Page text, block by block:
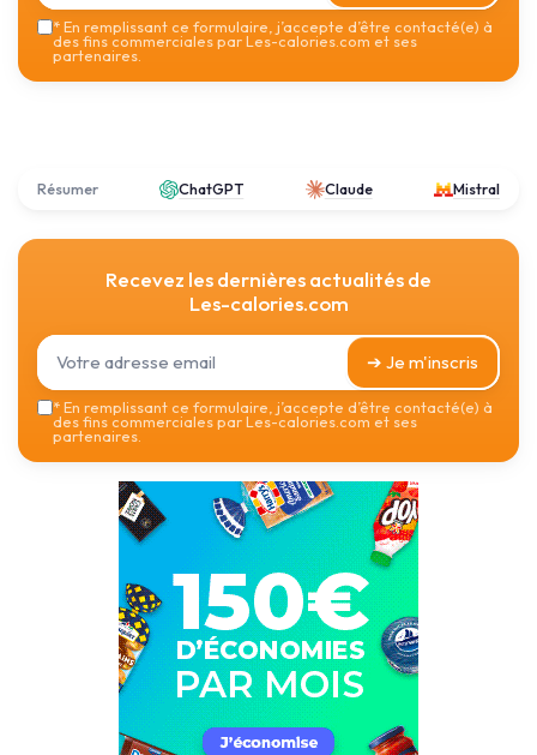
*En remplissant ce formulaire, j’accepte d’être contacté(e) à
des fins commerciales par Les-calories.com et ses
partenaires.
Résumer ChatGPT Claude Mistral
Recevez les dernières actualités de
Les-calories.com
➔ Je m'inscris
*En remplissant ce formulaire, j’accepte d’être contacté(e) à
des fins commerciales par Les-calories.com et ses
partenaires.